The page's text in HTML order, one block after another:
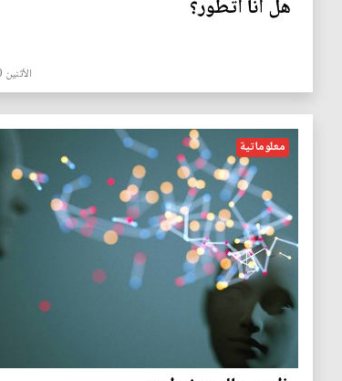
هل أنا أتطور؟
الأثنين 30 آذار 2020
معلوماتية